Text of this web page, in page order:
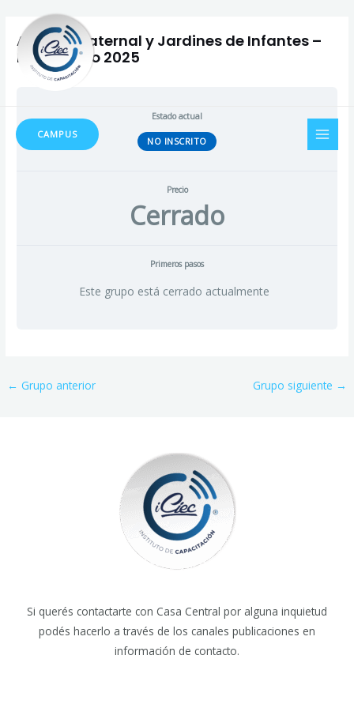
contenido
CAMPUS
Auxiliar Maternal y Jardines de Infantes –
Inicio Mayo 2025
Estado actual
NO INSCRITO
Precio
Cerrado
Primeros pasos
Este grupo está cerrado actualmente
entradas
← Grupo anterior Grupo siguiente →
Si querés contactarte con Casa Central por alguna inquietud
podés hacerlo a través de los canales publicaciones en
información de contacto.